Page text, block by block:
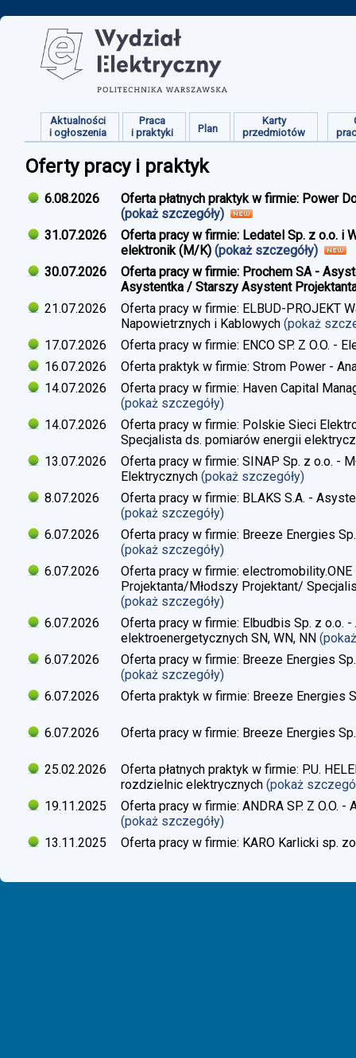
Aktualności
i ogłoszenia
Praca
i praktyki
Plan
Karty
przedmiotów
Oferty pracy i praktyk
6.08.2026
Oferta płatnych praktyk w firmie: Power
(pokaż szczegóły)
31.07.2026
Oferta pracy w firmie: Ledatel Sp. z o.o. i
elektronik (M/K) (pokaż szczegóły)
30.07.2026
Oferta pracy w firmie: Prochem SA -
Asystentka / Starszy Asystent
21.07.2026
Oferta pracy w firmie: ELBUD-PROJEKT
Napowietrznych i Kablowych (pokaż
17.07.2026
Oferta pracy w firmie: ENCO SP. Z O.O. -
16.07.2026
Oferta praktyk w firmie: Strom Power -
14.07.2026
Oferta pracy w firmie: Haven Capital
(pokaż szczegóły)
14.07.2026
Oferta pracy w firmie: Polskie Sieci
Specjalista ds. pomiarów energii
13.07.2026
Oferta pracy w firmie: SINAP Sp. z o.o. -
Elektrycznych (pokaż szczegóły)
8.07.2026
Oferta pracy w firmie: BLAKS S.A. -
(pokaż szczegóły)
6.07.2026
Oferta pracy w firmie: Breeze Energies
(pokaż szczegóły)
6.07.2026
Oferta pracy w firmie:
Projektanta/Młodszy Projektant/
(pokaż szczegóły)
6.07.2026
Oferta pracy w firmie: Elbudbis Sp. z
elektroenergetycznych SN, WN, NN
6.07.2026
Oferta pracy w firmie: Breeze Energies
(pokaż szczegóły)
6.07.2026
Oferta praktyk w firmie: Breeze Energies
6.07.2026 Oferta pracy w firmie: Breeze Energies
25.02.2026
Oferta płatnych praktyk w firmie: P.U.
rozdzielnic elektrycznych (pokaż
19.11.2025
Oferta pracy w firmie: ANDRA SP. Z O.O.
(pokaż szczegóły)
13.11.2025
Oferta pracy w firmie: KARO Karlicki sp.